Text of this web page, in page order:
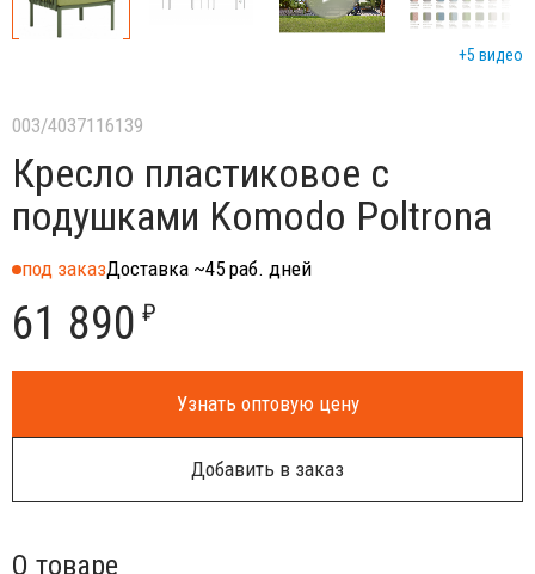
+5 видео
003/4037116139
Кресло пластиковое с
подушками Komodo Poltrona
под заказДоставка ~45 раб. дней
61 890 ₽
Узнать оптовую цену
Добавить в заказ
О товаре